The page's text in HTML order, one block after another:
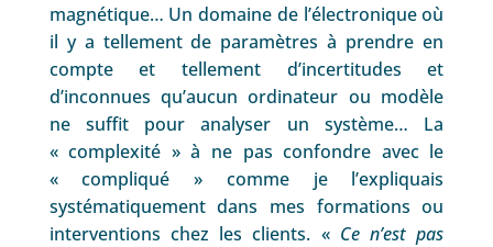
magnétique… Un domaine de l’électronique où
il y a tellement de paramètres à prendre en
compte et tellement d’incertitudes et
d’inconnues qu’aucun ordinateur ou modèle
ne suffit pour analyser un système… La
« complexité » à ne pas confondre avec le
« compliqué » comme je l’expliquais
systématiquement dans mes formations ou
interventions chez les clients. « Ce n’est pas